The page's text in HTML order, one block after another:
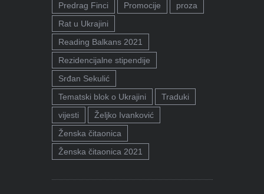
Predrag Finci
Promocije
proza
Rat u Ukrajini
Reading Balkans 2021
Rezidencijalne stipendije
Srđan Sekulić
Tematski blok o Ukrajini
Traduki
vijesti
Željko Ivanković
Ženska čitaonica
Ženska čitaonica 2021